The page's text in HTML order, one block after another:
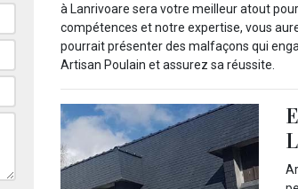
à Lanrivoare sera votre meilleur atout
compétences et notre expertise, vous
pourrait présenter des malfaçons qui
Artisan Poulain et assurez sa réussite.